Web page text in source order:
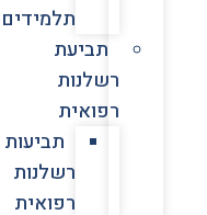
תלמידים
תביעת
רשלנות
רפואית
תביעות
רשלנות
רפואית